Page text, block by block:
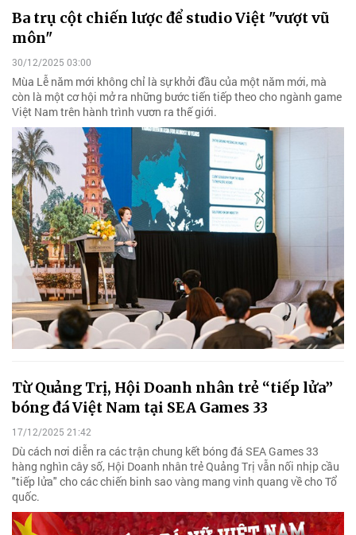
Ba trụ cột chiến lược để studio Việt "vượt vũ
môn"
30/12/2025 03:00
Mùa Lễ năm mới không chỉ là sự khởi đầu của một năm mới, mà
còn là một cơ hội mở ra những bước tiến tiếp theo cho ngành game
Việt Nam trên hành trình vươn ra thế giới.
Từ Quảng Trị, Hội Doanh nhân trẻ “tiếp lửa”
bóng đá Việt Nam tại SEA Games 33
17/12/2025 21:42
Dù cách nơi diễn ra các trận chung kết bóng đá SEA Games 33
hàng nghìn cây số, Hội Doanh nhân trẻ Quảng Trị vẫn nối nhịp cầu
"tiếp lửa" cho các chiến binh sao vàng mang vinh quang về cho Tổ
quốc.